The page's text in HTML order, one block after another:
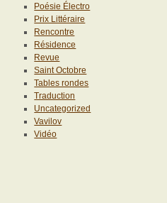
Poésie Électro
Prix Littéraire
Rencontre
Résidence
Revue
Saint Octobre
Tables rondes
Traduction
Uncategorized
Vavilov
Vidéo